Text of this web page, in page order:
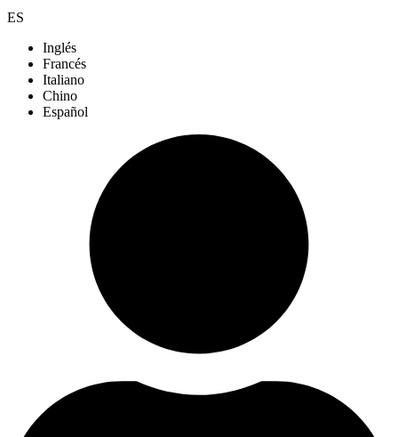
ES
Inglés
Francés
Italiano
Chino
Español